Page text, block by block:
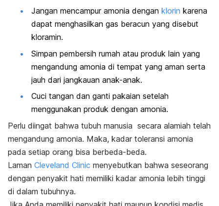
Jangan mencampur amonia dengan klorin karena
dapat menghasilkan gas beracun yang disebut
kloramin.
Simpan pembersih rumah atau produk lain yang
mengandung amonia di tempat yang aman serta
jauh dari jangkauan anak-anak.
Cuci tangan dan ganti pakaian setelah
menggunakan produk dengan amonia.
Perlu diingat bahwa tubuh manusia secara alamiah telah
mengandung amonia. Maka, kadar toleransi amonia
pada setiap orang bisa berbeda-beda.
Laman Cleveland Clinic menyebutkan bahwa seseorang
dengan penyakit hati memiliki kadar amonia lebih tinggi
di dalam tubuhnya.